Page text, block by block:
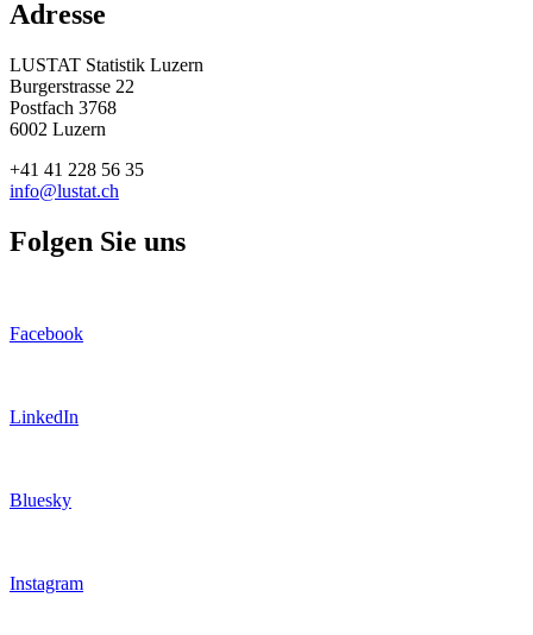
Adresse
LUSTAT Statistik Luzern
Burgerstrasse 22
Postfach 3768
6002 Luzern
+41 41 228 56 35
info@lustat.ch
Folgen Sie uns
Facebook
LinkedIn
Bluesky
Instagram